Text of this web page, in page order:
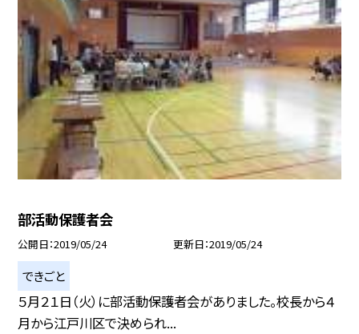
部活動保護者会
公開日 2019/05/24 更新日 2019/05/24
できごと
５月２１日（火）に部活動保護者会がありました。校長から４
月から江戸川区で決められ...